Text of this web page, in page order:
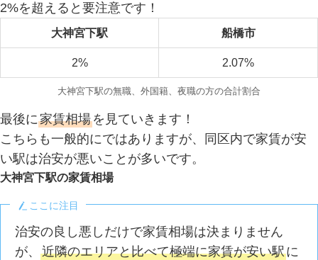
2%を超えると要注意です！
大神宮下駅 船橋市
2% 2.07%
大神宮下駅の無職、外国籍、夜職の方の合計割合
最後に家賃相場 を見ていきます！
こちらも一般的にではありますが、同区内で家賃が安
い駅は治安が悪いことが多いです。
大神宮下駅の家賃相場
ここに注目
治安の良し悪しだけで家賃相場は決まりません
が、近隣のエリアと比べて極端に家賃が安い駅に